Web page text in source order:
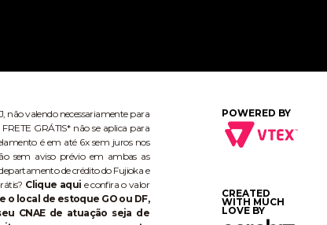
não valendo necessariamente para
GRÁTIS* não se aplica para
é em até 6x sem juros nos
sem aviso prévio em ambas as
de crédito do Fujioka e
Clique aqui e confira o valor
local de estoque GO ou DF,
CNAE de atuação seja de
POWERED BY
CREATED
WITH MUCH
LOVE BY